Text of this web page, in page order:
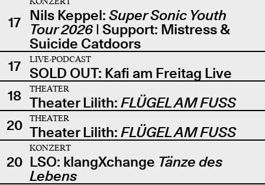
17 Nils Keppel: Super Sonic Youth
Tour 2026| Support: Mistress &
Suicide Catdoors
17
LIVE-PODCAST
SOLD OUT: Kafi am Freitag Live
18
THEATER
Theater Lilith: FLÜGEL AM FUSS
20
THEATER
Theater Lilith: FLÜGEL AM FUSS
20
KONZERT
LSO: klangXchange Tänze des
Lebens